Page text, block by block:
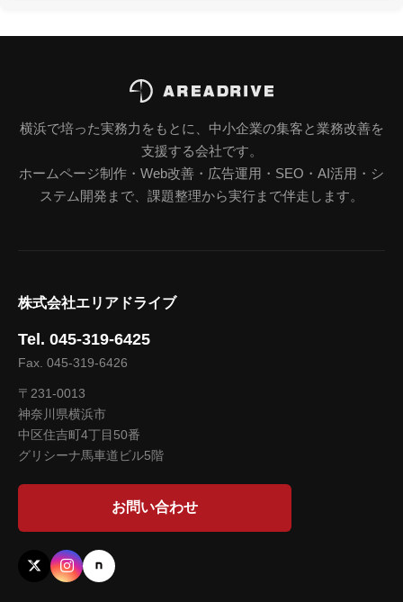
横浜で培った実務力をもとに、中小企業の集客と業務改善を
支援する会社です。
ホームページ制作・Web改善・広告運用・SEO・AI活用・シ
ステム開発まで、課題整理から実行まで伴走します。
株式会社エリアドライブ
Tel. 045-319-6425
Fax. 045-319-6426
〒231-0013
神奈川県横浜市
中区住吉町4丁目50番
グリシーナ馬車道ビル5階
お問い合わせ